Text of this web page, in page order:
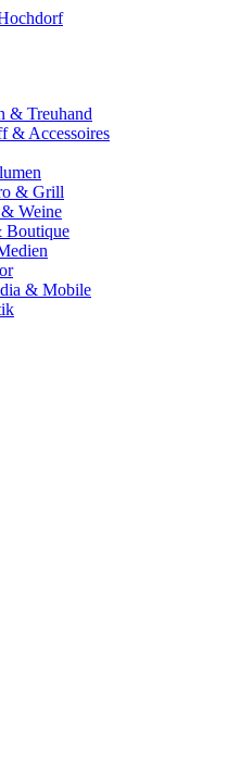
& Treuhand
& Accessoires
& Grill
Weine
Boutique
& Mobile